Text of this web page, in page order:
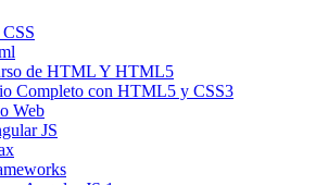
de HTML Y HTML5
Completo con HTML5 y CSS3
Web
JS